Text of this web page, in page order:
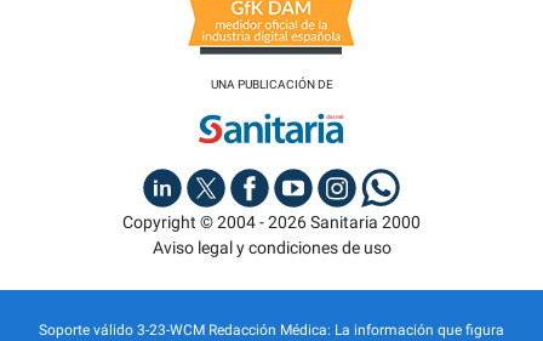
UNA PUBLICACIÓN DE
Copyright © 2004 - 2026 Sanitaria 2000
Aviso legal y condiciones de uso
Soporte válido 3-23-WCM Redacción Médica: La información que figura